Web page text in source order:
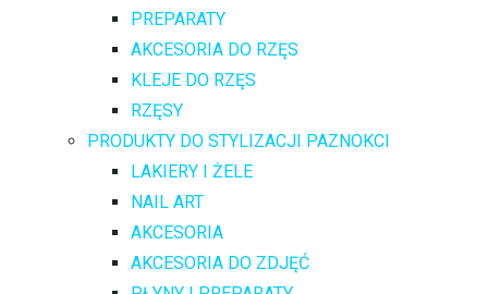
PREPARATY
AKCESORIA DO RZĘS
KLEJE DO RZĘS
RZĘSY
PRODUKTY DO STYLIZACJI PAZNOKCI
LAKIERY I ŻELE
NAIL ART
AKCESORIA
AKCESORIA DO ZDJĘĆ